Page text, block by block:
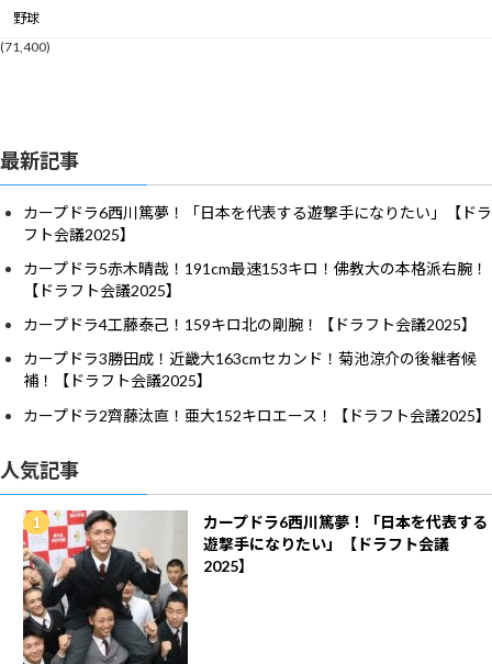
野球
(71,400)
最新記事
カープドラ6西川篤夢！「日本を代表する遊撃手になりたい」【ドラ
フト会議2025】
カープドラ5赤木晴哉！191cm最速153キロ！佛教大の本格派右腕！
【ドラフト会議2025】
カープドラ4工藤泰己！159キロ北の剛腕！【ドラフト会議2025】
カープドラ3勝田成！近畿大163cmセカンド！菊池涼介の後継者候
補！【ドラフト会議2025】
カープドラ2齊藤汰直！亜大152キロエース！【ドラフト会議2025】
人気記事
カープドラ6西川篤夢！「日本を代表する
遊撃手になりたい」【ドラフト会議
2025】